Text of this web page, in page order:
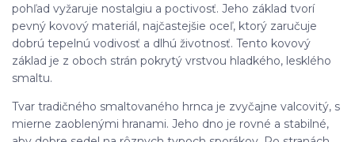
pohľad vyžaruje nostalgiu a poctivosť. Jeho základ tvorí
pevný kovový materiál, najčastejšie oceľ, ktorý zaručuje
dobrú tepelnú vodivosť a dlhú životnosť. Tento kovový
základ je z oboch strán pokrytý vrstvou hladkého, lesklého
smaltu.
Tvar tradičného smaltovaného hrnca je zvyčajne valcovitý, s
mierne zaoblenými hranami. Jeho dno je rovné a stabilné,